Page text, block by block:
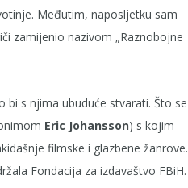
Međutim, naposljetku sam
zamijenio nazivom „Raznobojne
bi s njima ubuduće stvarati. Što se
Eric Johansson) s kojim
filmske i glazbene žanrove.
Fondacija za izdavaštvo FBiH.